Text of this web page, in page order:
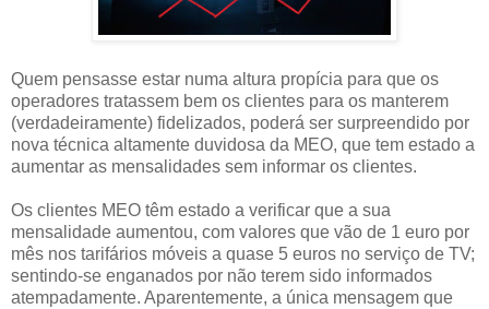
Quem pensasse estar numa altura propícia para que os
operadores tratassem bem os clientes para os manterem
(verdadeiramente) fidelizados, poderá ser surpreendido por
nova técnica altamente duvidosa da MEO, que tem estado a
aumentar as mensalidades sem informar os clientes.
Os clientes MEO têm estado a verificar que a sua
mensalidade aumentou, com valores que vão de 1 euro por
mês nos tarifários móveis a quase 5 euros no serviço de TV;
sentindo-se enganados por não terem sido informados
atempadamente. Aparentemente, a única mensagem que